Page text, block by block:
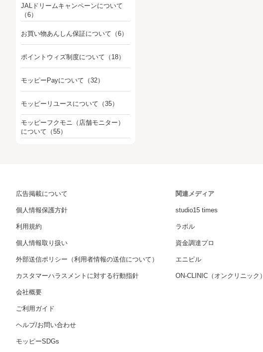
JALドリームキャンペーンについて
（6）
お買い物あんしん保証について （6）
ポイントウィズ制度について （18）
モッピーPayについて （32）
モッピーリユースについて （35）
モッピーフクモニ（店舗モニター）
について （55）
広告掲載について
個人情報保護方針
利用規約
個人情報取り扱い
外部送信ポリシー（利用者情報の送信について）
カスタマーハラスメントに対する行動指針
会社概要
ご利用ガイド
ヘルプ/お問い合わせ
モッピーSDGs
関連メディア
studio15 times
ラボル
資金調達プロ
エニピル
ON-CLINIC（オンクリニック）